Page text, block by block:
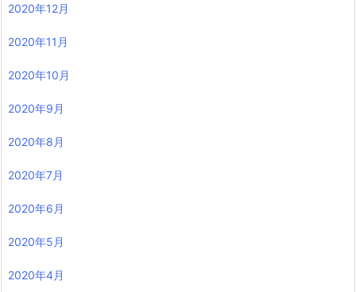
2020年12月
2020年11月
2020年10月
2020年9月
2020年8月
2020年7月
2020年6月
2020年5月
2020年4月